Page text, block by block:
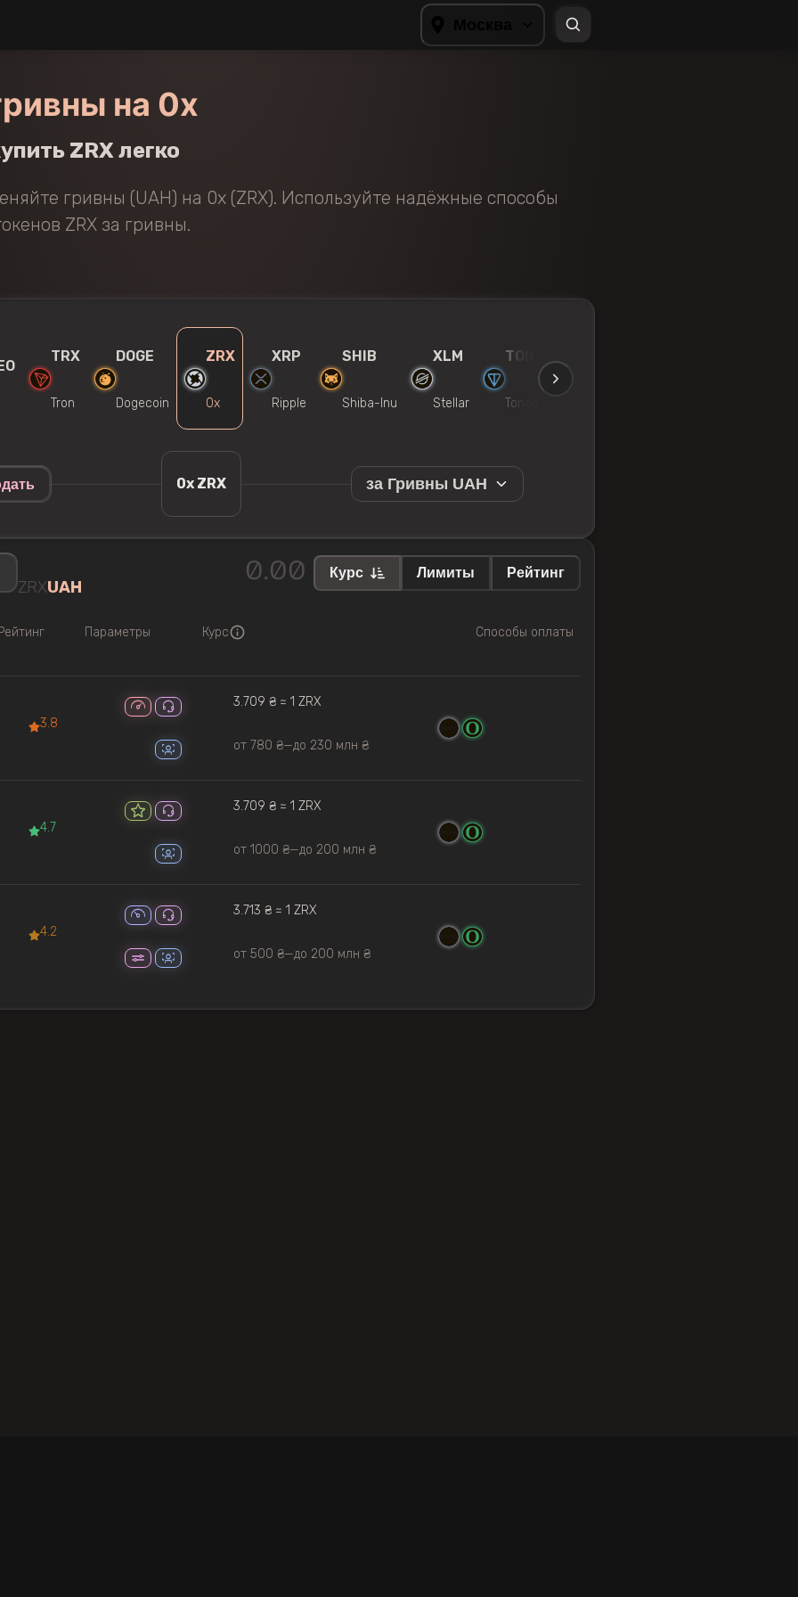
на 0x
ZRX легко
гривны (UAH) на 0x (ZRX). Используйте надёжные способы
ZRX за гривны.
TRX
Tron
DOGE
Dogecoin
ZRX
0x
XRP
Ripple
SHIB
Shiba-Inu
XLM
Stellar
TON
Toncoin
0x ZRX за Гривны UAH
ZRXUAH
Курс Лимиты Рейтинг
Рейтинг Параметры Курс Способы оплаты
3.8
3.709 ₴ ≈ 1 ZRX
от 780 ₴—до 230 млн ₴
4.7
3.709 ₴ ≈ 1 ZRX
от 1000 ₴—до 200 млн ₴
4.2
3.713 ₴ ≈ 1 ZRX
от 500 ₴—до 200 млн ₴